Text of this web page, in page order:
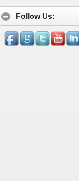
Follow Us: